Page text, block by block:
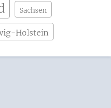
Sachsen
Holstein